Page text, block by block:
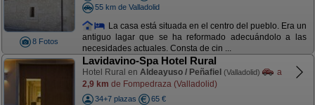
8 Fotos
55 km de Valladolid
La casa está situada en el centro del pueblo. Era un
antiguo lagar que se ha reformado adecuándolo a las
necesidades actuales. Consta de cin ...
Lavidavino-Spa Hotel Rural
Hotel Rural en Aldeayuso / Peñafiel (Valladolid)
a
2,9 km de Fompedraza (Valladolid)
34+7 plazas
65 €